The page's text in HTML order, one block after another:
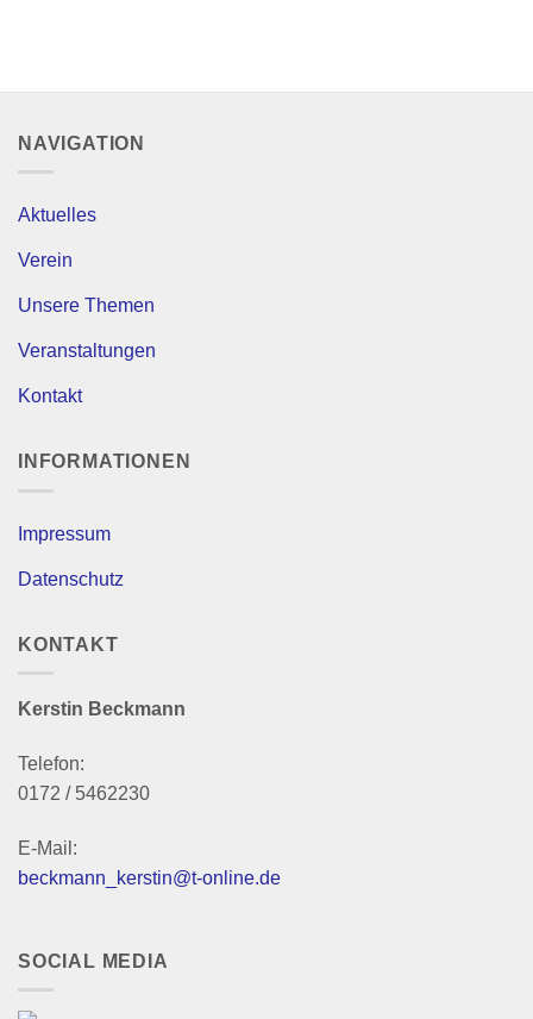
NAVIGATION
Aktuelles
Verein
Unsere Themen
Veranstaltungen
Kontakt
INFORMATIONEN
Impressum
Datenschutz
KONTAKT
Kerstin Beckmann
Telefon:
0172 / 5462230
E-Mail:
beckmann_kerstin@t-online.de
SOCIAL MEDIA